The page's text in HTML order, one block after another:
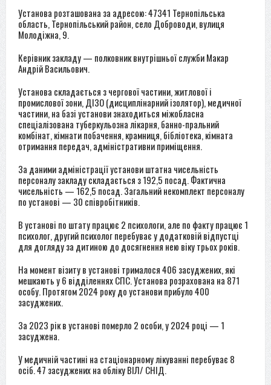
Установа розташована за адресою: 47341 Тернопільська
область, Тернопільський район, село Доброводи, вулиця
Молодіжна, 9.
Керівник закладу — полковник внутрішньої служби Макар
Андрій Васильович.
Установа складається з чергової частини, житлової і
промислової зони, ДІЗО (дисциплінарний ізолятор), медичної
частини, на базі установи знаходиться міжобласна
спеціалізована туберкульозна лікарня, банно-пральний
комбінат, кімнати побачення, крамниця, бібліотека, кімната
отримання передач, адміністративни приміщення.
За даними адміністрації установи штатна чисельність
персоналу закладу складається з 192,5 посад. Фактична
чисельність — 162,5 посад. Загальний некомплект персоналу
по установі — 30 співробітників.
В установі по штату працює 2 психологи, але по факту працює 1
психолог, другий психолог перебуває у додатковій відпустці
для догляду за дитиною до досягнення нею віку трьох років.
На момент візиту в установі трималося 406 засуджених, які
мешкають у 6 відділеннях СПС. Установа розрахована на 871
особу. Протягом 2024 року до установи прибуло 400
засуджених.
За 2023 рік в установі померло 2 особи, у 2024 році — 1
засуджена.
У медичній частині на стаціонарному лікуванні перебуває 8
осіб. 47 засуджених на обліку ВІЛ/ СНІД.